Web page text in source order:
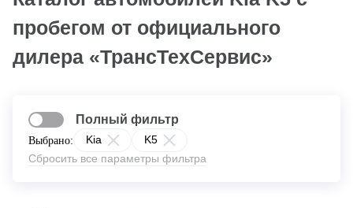
пробегом от официального
дилера «ТрансТехСервис»
Выбрано: Kia
K5
Сбросить все параметры фильтра
Полный фильтр